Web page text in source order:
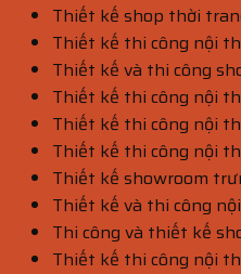
Thiết kế shop thời
Thiết kế thi công nội
Thiết kế và thi công
Thiết kế thi công nội
Thiết kế thi công nội
Thiết kế thi công nội
Thiết kế showroom
Thiết kế và thi công
Thi công và thiết kế
Thiết kế thi công nội